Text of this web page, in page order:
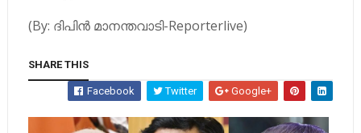
(By: ദിപിന്‍ മാനന്തവാടി-Reporterlive)
SHARE THIS
Facebook Twitter Google+